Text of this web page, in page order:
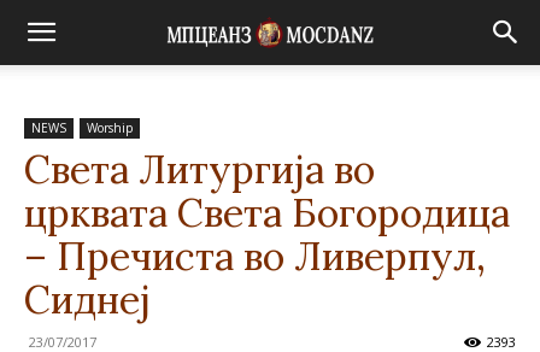
NEWS Worship
Света Литургија во
црквата Светa Богородица
– Пречиста во Ливерпул,
Сиднеј
23/07/2017 2393